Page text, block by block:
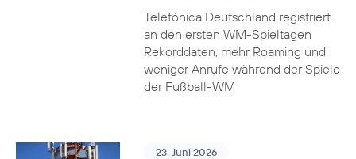
Telefónica Deutschland registriert
an den ersten WM-Spieltagen
Rekorddaten, mehr Roaming und
weniger Anrufe während der Spiele
der Fußball-WM
23. Juni 2026